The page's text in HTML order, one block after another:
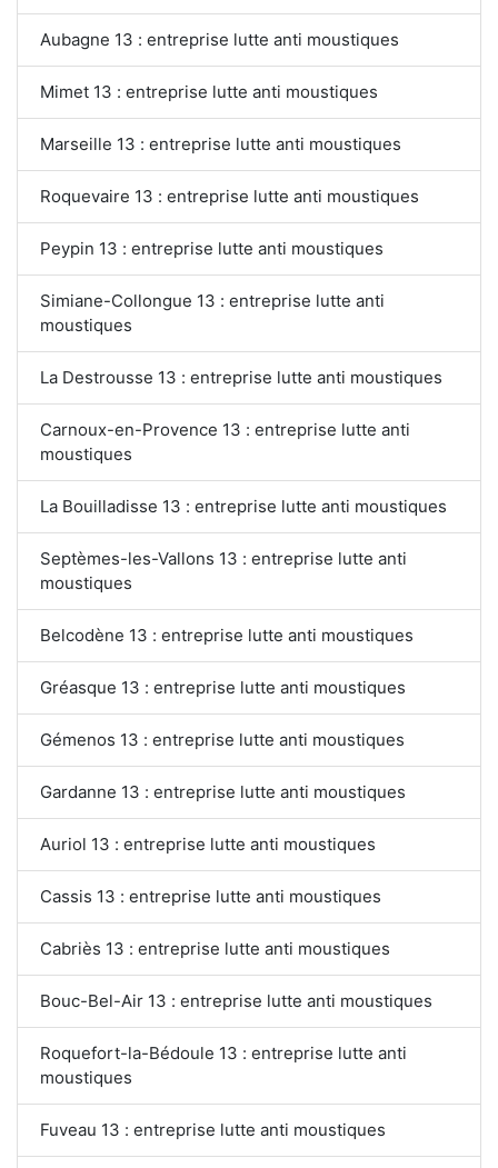
Aubagne 13 : entreprise lutte anti moustiques
Mimet 13 : entreprise lutte anti moustiques
Marseille 13 : entreprise lutte anti moustiques
Roquevaire 13 : entreprise lutte anti moustiques
Peypin 13 : entreprise lutte anti moustiques
Simiane-Collongue 13 : entreprise lutte anti
moustiques
La Destrousse 13 : entreprise lutte anti moustiques
Carnoux-en-Provence 13 : entreprise lutte anti
moustiques
La Bouilladisse 13 : entreprise lutte anti moustiques
Septèmes-les-Vallons 13 : entreprise lutte anti
moustiques
Belcodène 13 : entreprise lutte anti moustiques
Gréasque 13 : entreprise lutte anti moustiques
Gémenos 13 : entreprise lutte anti moustiques
Gardanne 13 : entreprise lutte anti moustiques
Auriol 13 : entreprise lutte anti moustiques
Cassis 13 : entreprise lutte anti moustiques
Cabriès 13 : entreprise lutte anti moustiques
Bouc-Bel-Air 13 : entreprise lutte anti moustiques
Roquefort-la-Bédoule 13 : entreprise lutte anti
moustiques
Fuveau 13 : entreprise lutte anti moustiques